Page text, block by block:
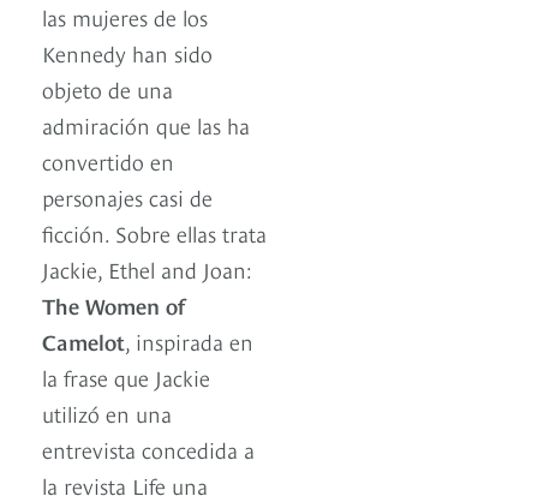
las mujeres de los
Kennedy han sido
objeto de una
admiración que las ha
convertido en
personajes casi de
ficción. Sobre ellas trata
Jackie, Ethel and Joan:
The Women of
Camelot, inspirada en
la frase que Jackie
utilizó en una
entrevista concedida a
la revista Life una